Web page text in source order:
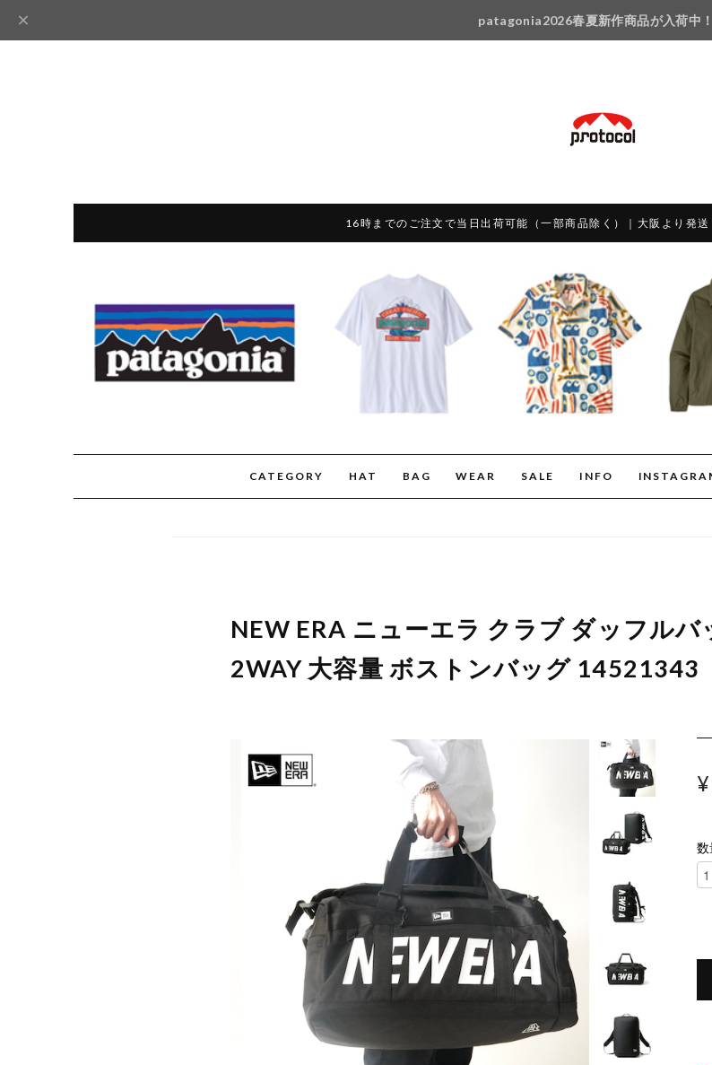
patagonia2026春夏新作商品が入荷中！
16時までのご注文で当日出荷可能（一部商品除く）｜大阪より発
CATEGORY HAT BAG WEAR SALE INFO
NEW ERA ニューエラ クラブ ダッフルバ
2WAY 大容量 ボストンバッグ 14521343
数